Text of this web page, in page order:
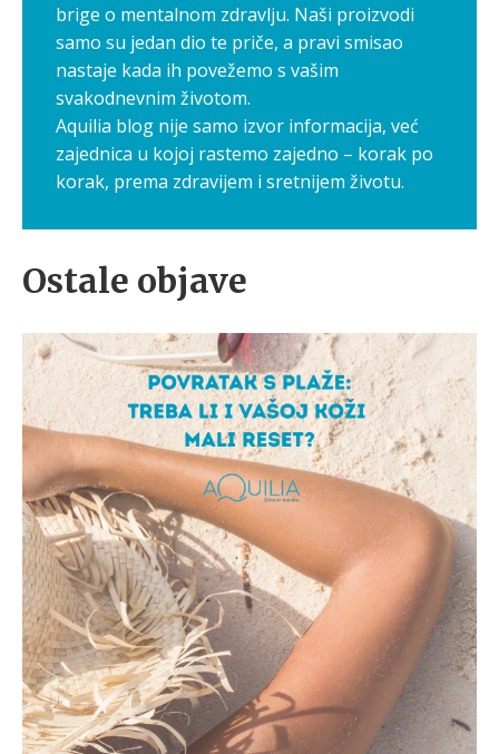
brige o mentalnom zdravlju. Naši proizvodi
samo su jedan dio te priče, a pravi smisao
nastaje kada ih povežemo s vašim
svakodnevnim životom.
Aquilia blog nije samo izvor informacija, već
zajednica u kojoj rastemo zajedno – korak po
korak, prema zdravijem i sretnijem životu.
Ostale objave